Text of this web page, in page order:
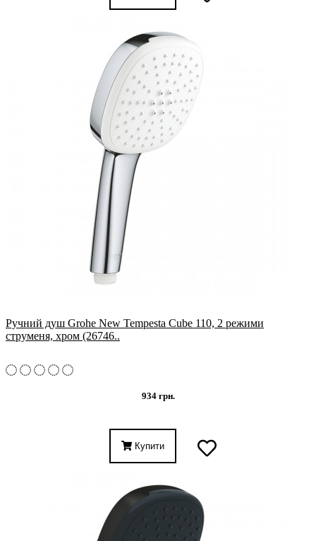
Ручний душ Grohe New Tempesta Cube 110, 2 режими
струменя, хром (26746..
934 грн.
Купити